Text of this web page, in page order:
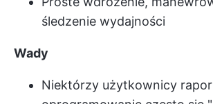
śledzenie wydajności
Wady
Niektórzy użytkownicy